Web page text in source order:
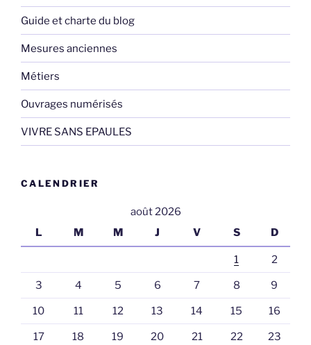
Guide et charte du blog
Mesures anciennes
Métiers
Ouvrages numérisés
VIVRE SANS EPAULES
CALENDRIER
août 2026
L
M M J V S D
1 2
3 4 5 6 7 8 9
10 11 12 13 14 15 16
17 18 19 20 21 22 23